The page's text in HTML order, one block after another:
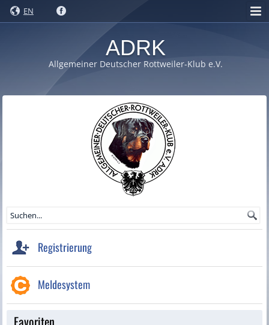
EN
ADRK
Allgemeiner Deutscher Rottweiler-Klub e.V.
Registrierung
Meldesystem